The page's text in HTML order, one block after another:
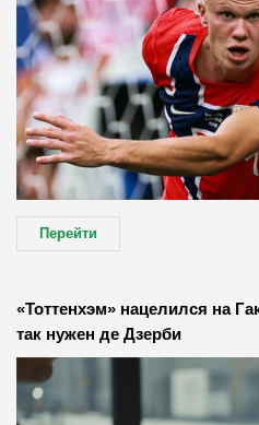
Перейти
«Тоттенхэм» нацелился на
так нужен де Дзерби